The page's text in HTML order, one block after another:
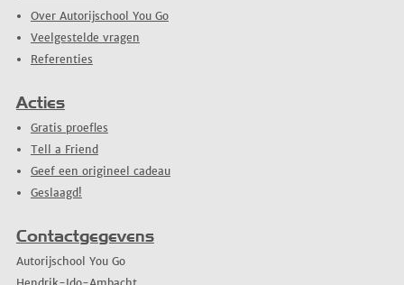
Over Autorijschool You Go
Veelgestelde vragen
Referenties
Acties
Gratis proefles
Tell a Friend
Geef een origineel cadeau
Geslaagd!
Contactgegevens
Autorijschool You Go
Hendrik-Ido-Ambacht